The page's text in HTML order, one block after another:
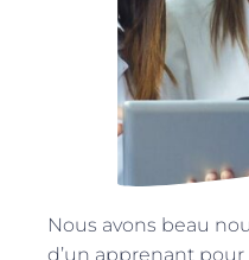
Nous avons beau
d’un apprenant